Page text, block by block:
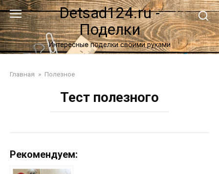
Перейти
к
контенту
Detsad124.ru -
Поделки
Интересные поделки своими руками
Главная » Полезное
Тест полезного
Рекомендуем: